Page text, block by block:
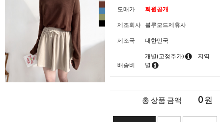
도매가 회원공개
제조회사 블루모드제휴사
제조국 대한민국
배송비
개별(고정추가)
지역
별
총 상품 금액 0원